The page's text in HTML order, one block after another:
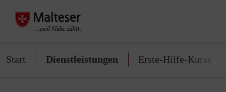
Start Dienstleistungen Erste-Hilfe-Kurse